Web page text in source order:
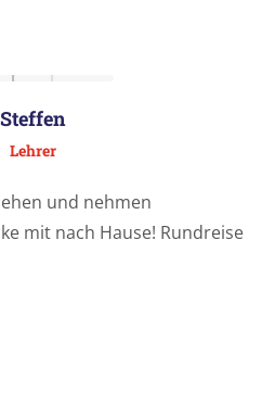
Steffen
Lehrer
und nehmen
mit nach Hause! Rundreise